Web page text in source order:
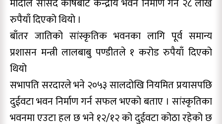
मोदीले सांसद कोषबाट केन्द्रीय भवन निर्माण गर्न २८ लाख
रुपैयाँ दिएको थियाे ।
बाँतर जातिको सांस्कृतिक भवनका लागि पूर्व समान्य
प्रशासन मन्त्री लालबाबु पण्डीतले १ करोड रुपैयाँ दिएको
थियो
सभापति सरदारले भने २०५३ सालदोखि नियमित प्रयासपछि
दुईवटा भवन निर्माण गर्न सफल भएको बताए । सांस्कृतिका
भवनमा एउटा हल छ भने १२/१२ को दुईवटा कोठा रहेको छ